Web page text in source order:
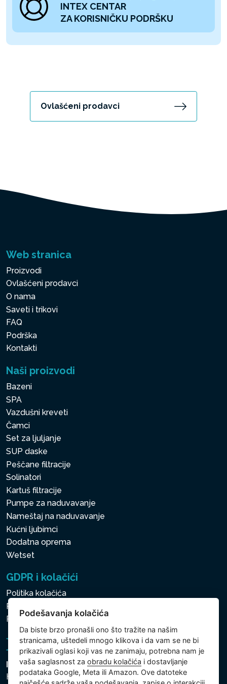
INTEX CENTAR
ZA KORISNIČKU PODRŠKU
Ovlašćeni prodavci
Web stranica
Proizvodi
Ovlašćeni prodavci
O nama
Saveti i trikovi
FAQ
Podrška
Kontakti
Naši proizvodi
Bazeni
SPA
Vazdušni kreveti
Čamci
Set za ljuljanje
SUP daske
Peščane filtracije
Solinatori
Kartuš filtracije
Pumpe za naduvavanje
Nameštaj na naduvavanje
Kućni ljubimci
Dodatna oprema
Wetset
GDPR i kolačići
Politika kolačića
Politika zaštite ličnih i drugih obrađivanih podataka
Podešavanja kolačića
Intex Trading, s.r.o.
Hradecká 2526/3
Podešavanja kolačića
Da biste brzo pronašli ono što tražite na našim
stranicama, uštedeli mnogo klikova i da vam se ne bi
prikazivali oglasi koji vas ne zanimaju, potrebna nam je
vaša saglasnost zaobradu kolačića i dostavljanje
podataka Google, Meta ili Amazon. Ove datoteke